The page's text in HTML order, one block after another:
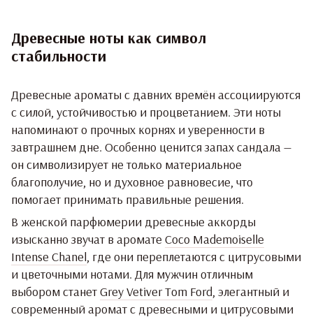
Древесные ноты как символ
стабильности
Древесные ароматы с давних времён ассоциируются
с силой, устойчивостью и процветанием. Эти ноты
напоминают о прочных корнях и уверенности в
завтрашнем дне. Особенно ценится запах сандала —
он символизирует не только материальное
благополучие, но и духовное равновесие, что
помогает принимать правильные решения.
В женской парфюмерии древесные аккорды
изысканно звучат в аромате Coco Mademoiselle
Intense Chanel, где они переплетаются с цитрусовыми
и цветочными нотами. Для мужчин отличным
выбором станетGrey Vetiver Tom Ford, элегантный и
современный аромат с древесными и цитрусовыми